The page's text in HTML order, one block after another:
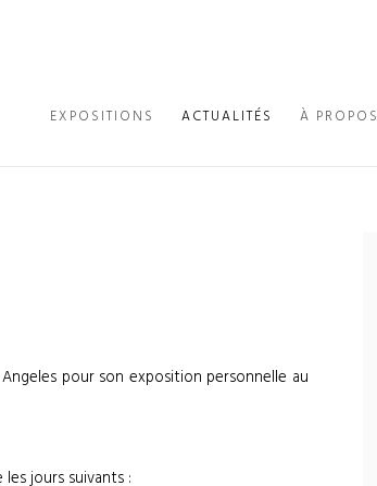
EXPOSITIONS ACTUALITÉS À PROPOS
pour son exposition personnelle au
les jours suivants :